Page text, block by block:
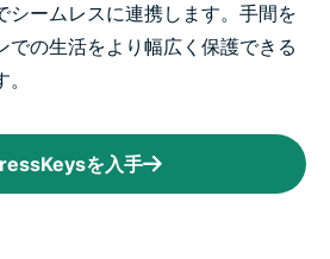
シームレスに連携します。手間を
での生活をより幅広く保護できる
を入手